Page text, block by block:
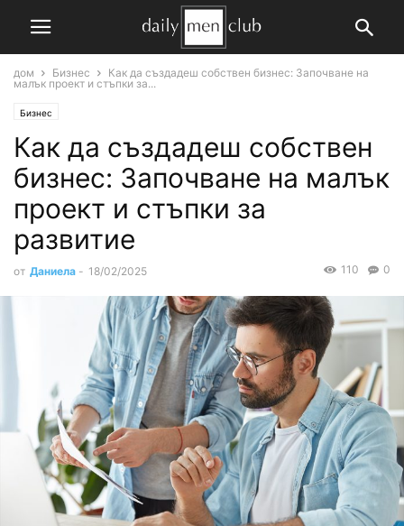
дом Бизнес
Как да създадеш собствен бизнес: Започване на
малък проект и стъпки за...
Бизнес
Как да създадеш собствен
бизнес: Започване на малък
проект и стъпки за
развитие
от Даниела - 18/02/2025 0
110